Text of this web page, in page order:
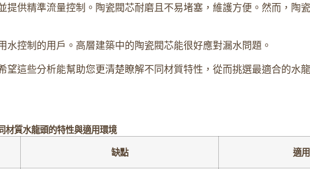
供精準流量控制。陶瓷閥芯耐磨且不易堵塞，維護方便。然而，陶
控制的用戶。高層建築中的陶瓷閥芯能很好應對漏水問題。
這些分析能幫助您更清楚瞭解不同材質特性，從而挑選最適合的水
材質水龍頭的特性與適用環境
缺點 適